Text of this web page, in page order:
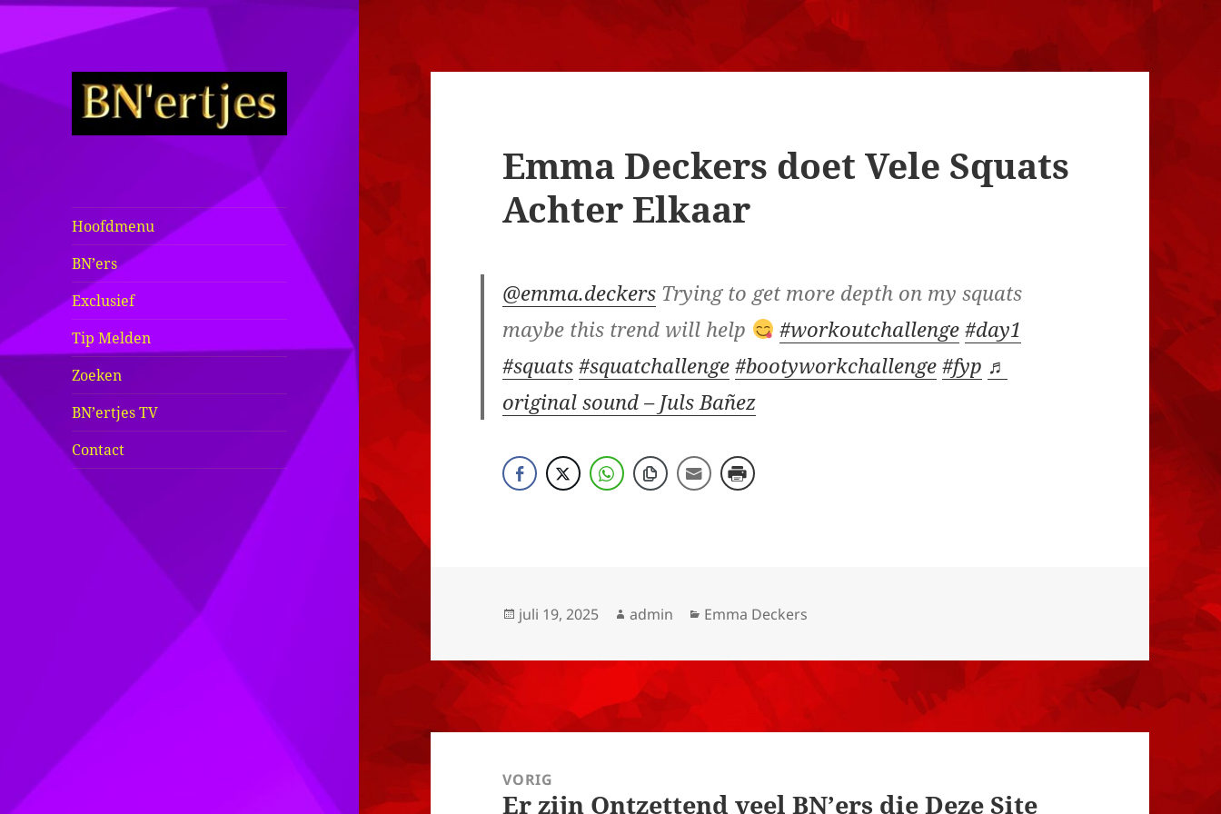
Nederlanders
Half Naakt /
Bloot
Hoofdmenu
BN’ers
Exclusief
Tip Melden
Zoeken
BN’ertjes TV
Contact
Emma Deckers doet Vele Squats
Achter Elkaar
@emma.deckers Trying to get more depth on my squats
maybe this trend will help
#workoutchallenge #day1
#squats #squatchallenge #bootyworkchallenge #fyp ♬
original sound – Juls Bañez
Geplaatst
juli 19, 2025 Auteur
admin Categorieën
Emma Deckers
navigatieVORIG
Vorig
Er zijn Ontzettend veel BN’ers die Deze Site